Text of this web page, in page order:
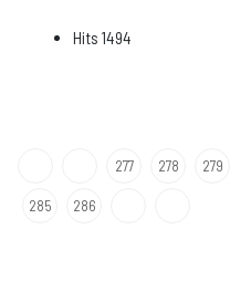
Hits 1494
277 278 279
285 286